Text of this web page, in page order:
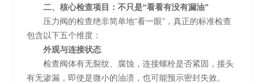
二、核心检查项目：不只是“看看有没有漏油”
压力阀的检查绝非简单地“看一眼”，真正的标准检查
包含以下五个维度：
外观与连接状态
检查阀体有无裂纹、腐蚀，连接螺栓是否紧固，接头
有无渗漏，即使是微小的油渍，也可能预示密封失效。